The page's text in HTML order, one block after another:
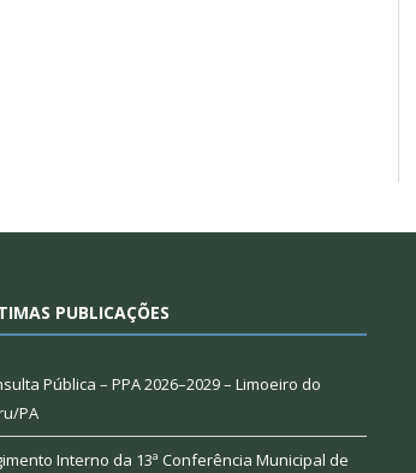
PUBLICAÇÕES
Pública – PPA 2026–2029 – Limoeiro do
PA
Interno da 13ª Conferência Municipal de